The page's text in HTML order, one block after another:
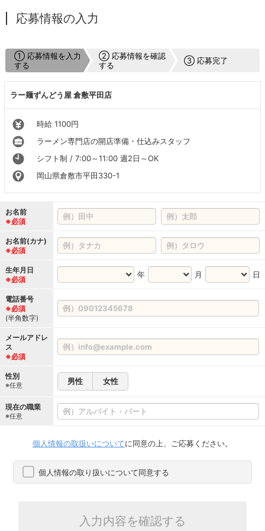
応募情報の入力
① 応募情報を入力
する
② 応募情報を確認
する
③ 応募完了
ラー麺ずんどう屋 倉敷平田店
時給 1100円
ラーメン専門店の開店準備・仕込みスタッフ
シフト制 / 7:00～11:00 週2日～OK
岡山県倉敷市平田330-1
お名前
※必須
お名前(カナ)
※必須
生年月日
※必須
年 月 日
電話番号
※必須
(半角数字)
メールアドレ
ス
※必須
性別
※任意 男性 女性
現在の職業
※任意
個人情報の取扱いについてに同意の上、ご応募ください。
個人情報の取り扱いについて同意する
入力内容を確認する